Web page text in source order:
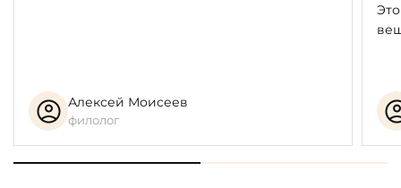
Алексей Моисеев
филолог